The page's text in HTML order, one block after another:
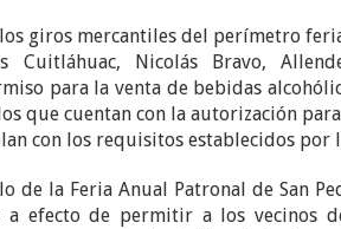
giros mercantiles del perímetro
Cuitláhuac, Nicolás Bravo,
para la venta de bebidas
que cuentan con la autorización
con los requisitos establecidos por
de la Feria Anual Patronal de San
a efecto de permitir a los vecinos